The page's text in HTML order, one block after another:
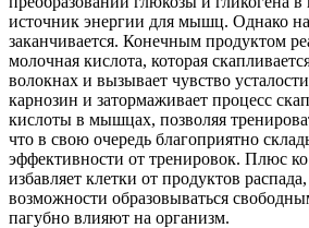
источник энергии для мышц. Однако
заканчивается. Конечным продуктом
молочная кислота, которая
волокнах и вызывает чувство
карнозин и затормаживает процесс
кислоты в мышцах, позволяя
что в свою очередь благоприятно
эффективности от тренировок. Плюс
избавляет клетки от продуктов
возможности образовываться
пагубно влияют на организм.